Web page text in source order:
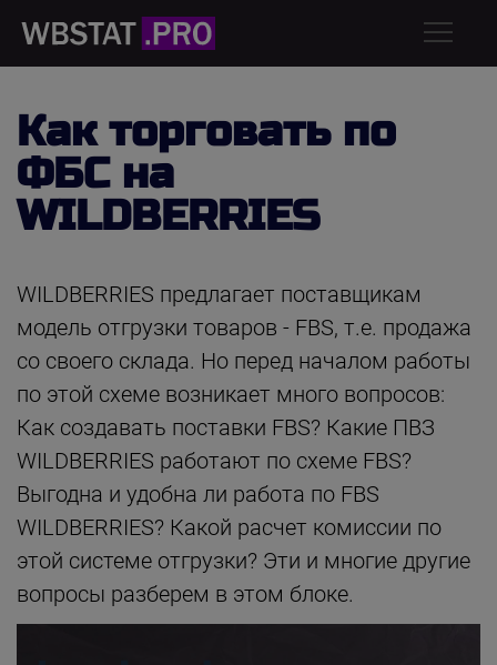
Как торговать по
ФБС на
WILDBERRIES
WILDBERRIES предлагает поставщикам
модель отгрузки товаров - FBS, т.е. продажа
со своего склада. Но перед началом работы
по этой схеме возникает много вопросов:
Как создавать поставки FBS? Какие ПВЗ
WILDBERRIES работают по схеме FBS?
Выгодна и удобна ли работа по FBS
WILDBERRIES? Какой расчет комиссии по
этой системе отгрузки? Эти и многие другие
вопросы разберем в этом блоке.